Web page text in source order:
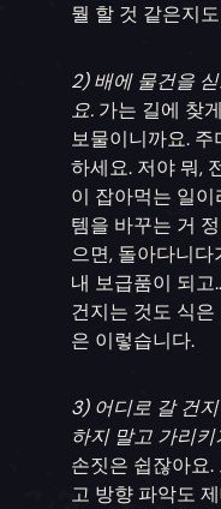
뭘 할 것 같은지
2) 배에 물건을
요. 가는 길에 찾
보물이니까요.
하세요. 저야 뭐,
이 잡아먹는 일이
템을 바꾸는 거
으면, 돌아다니
내 보급품이 되고
건지는 것도 식
은 이렇습니다.
3) 어디로 갈 건
하지 말고 가리
손짓은 쉽잖아요
고 방향 파악도